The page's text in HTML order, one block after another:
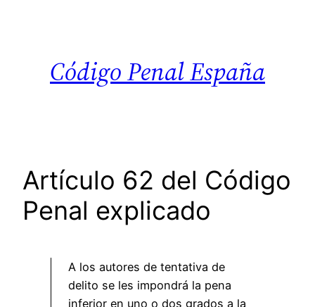
Código Penal España
Artículo 62 del Código
Penal explicado
A los autores de tentativa de
delito se les impondrá la pena
inferior en uno o dos grados a la